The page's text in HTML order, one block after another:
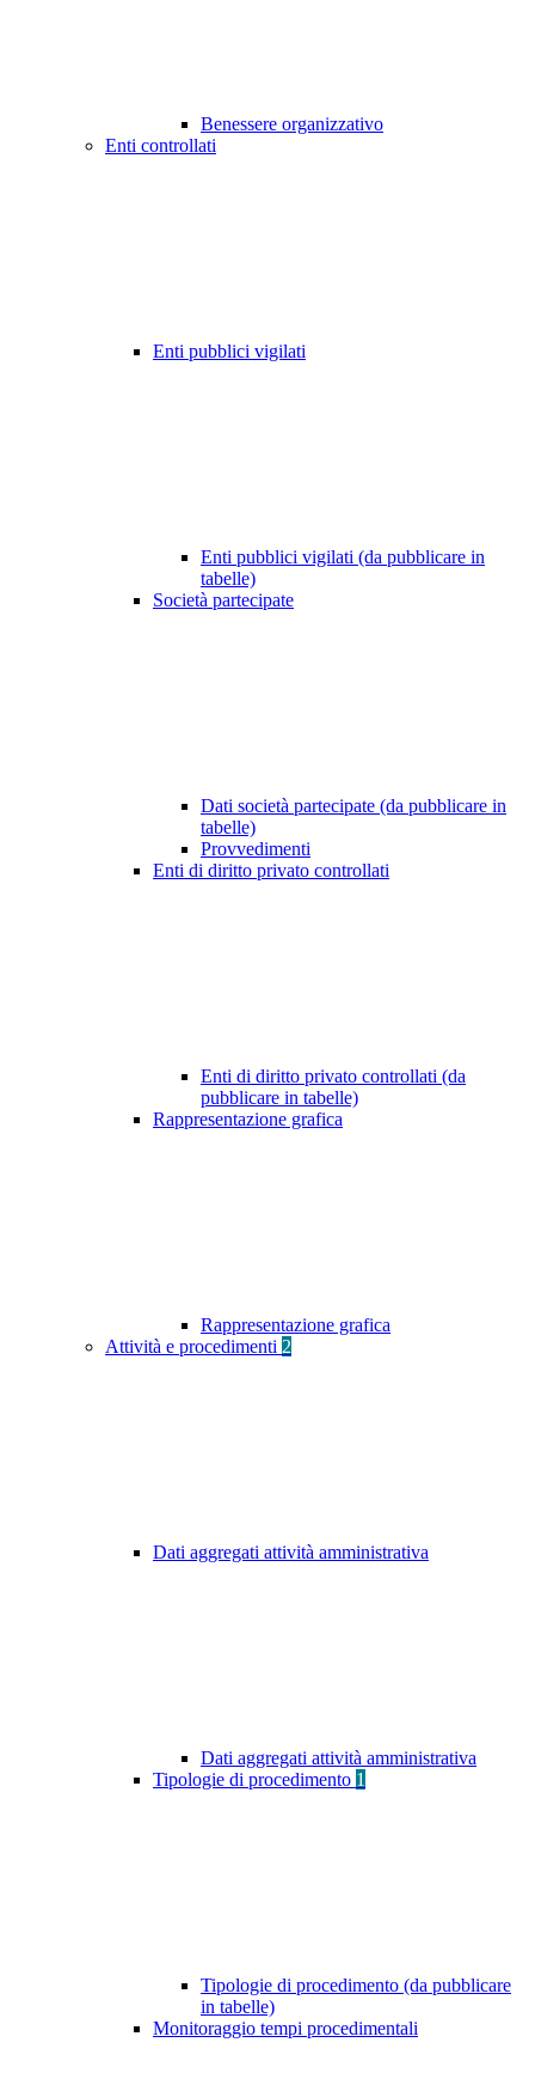
Benessere organizzativo
Enti controllati
Enti pubblici vigilati
Enti pubblici vigilati (da pubblicare in
tabelle)
Società partecipate
Dati società partecipate (da pubblicare in
tabelle)
Provvedimenti
Enti di diritto privato controllati
Enti di diritto privato controllati (da
pubblicare in tabelle)
Rappresentazione grafica
Rappresentazione grafica
Attività e procedimenti 2
Dati aggregati attività amministrativa
Dati aggregati attività amministrativa
Tipologie di procedimento 1
Tipologie di procedimento (da pubblicare
in tabelle)
Monitoraggio tempi procedimentali